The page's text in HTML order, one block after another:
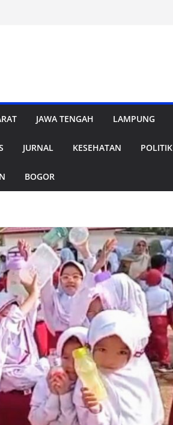
JAWA TENGAH LAMPUNG
JURNAL KESEHATAN POLITIK
BOGOR